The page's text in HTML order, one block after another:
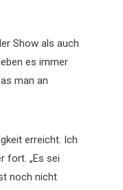
Show als auch
es immer
man an
erreicht. Ich
fort. „Es sei
noch nicht